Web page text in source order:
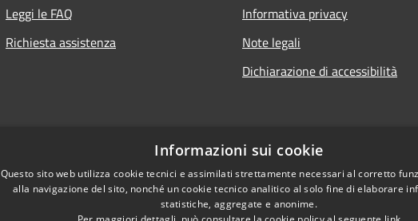
Leggi le FAQ
Richiesta assistenza
Informativa privacy
Note legali
Dichiarazione di accessibilità
Informazioni sui cookie
Questo sito web utilizza cookie tecnici e assimilati strettamente necessari al corretto
alla navigazione del sito, nonché un cookie tecnico analitico al solo fine di elaborare
statistiche, aggregate e anonime.